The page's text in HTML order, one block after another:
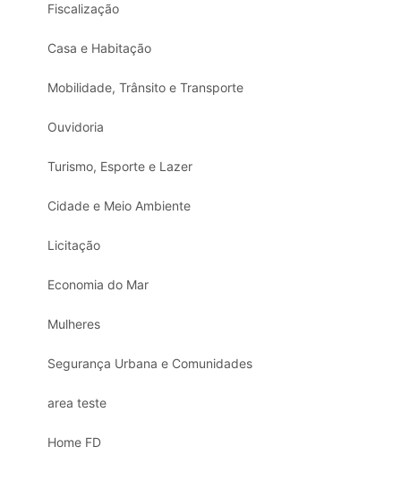
Fiscalização
Casa e Habitação
Mobilidade, Trânsito e Transporte
Ouvidoria
Turismo, Esporte e Lazer
Cidade e Meio Ambiente
Licitação
Economia do Mar
Mulheres
Segurança Urbana e Comunidades
area teste
Home FD